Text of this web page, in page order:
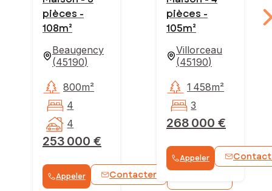
pièces -
108m²
Beaugency
(45190)
253 000 €
800m²
4
4
Appeler Contacter
pièces -
105m²
Villorceau
(45190)
268 000 €
1 458m²
3
Appeler